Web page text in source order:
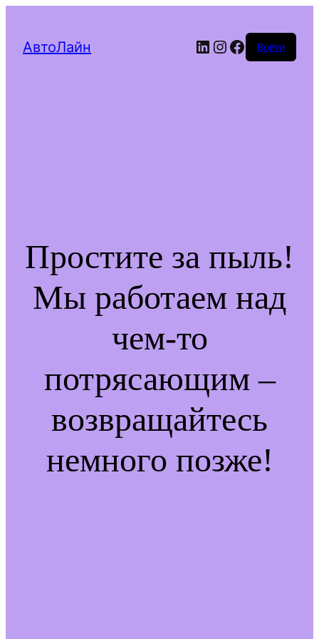
АвтоЛайн LinkedIn
Instagram
Facebook
Войти
Простите за пыль!
Мы работаем над
чем-то
потрясающим –
возвращайтесь
немного позже!